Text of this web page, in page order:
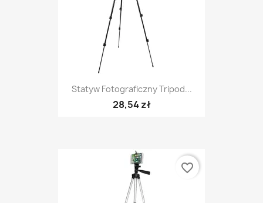
Statyw Fotograficzny Tripod...
28,54 zł
favorite_border